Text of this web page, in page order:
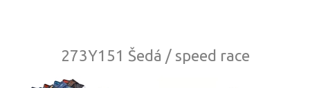
273Y151 Šedá / speed race